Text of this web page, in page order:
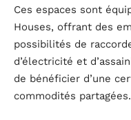
Ces espaces sont
Houses, offrant des
possibilités de
d’électricité et
de bénéficier d’une
commodités partagées.